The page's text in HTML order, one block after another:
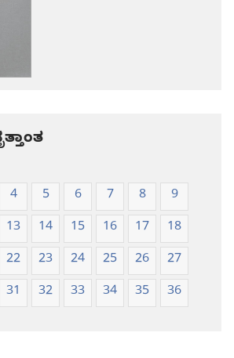
4 5 6 7 8
9
13 14 15 16 17
18
22 23 24 25 26
27
31 32 33 34 35 36